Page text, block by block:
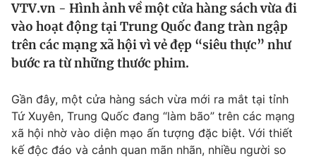
Thế giới
Tin tức
Thế giới đó đây
Câu chuyện quốc tế
Kinh tế
Thị trường
Góc doanh nghiệp
Dữ liệu và đời sống
Truyền hình
VTV.vn - Hình ảnh về một cửa hàng sách vừa đi
vào hoạt động tại Trung Quốc đang tràn ngập
trên các mạng xã hội vì vẻ đẹp “siêu thực” như
bước ra từ những thước phim.
Gần đây, một cửa hàng sách vừa mới ra mắt tại tỉnh
Tứ Xuyên, Trung Quốc đang “làm bão” trên các mạng
xã hội nhờ vào diện mạo ấn tượng đặc biệt. Với thiết
kế độc đáo và cảnh quan mãn nhãn, nhiều người so